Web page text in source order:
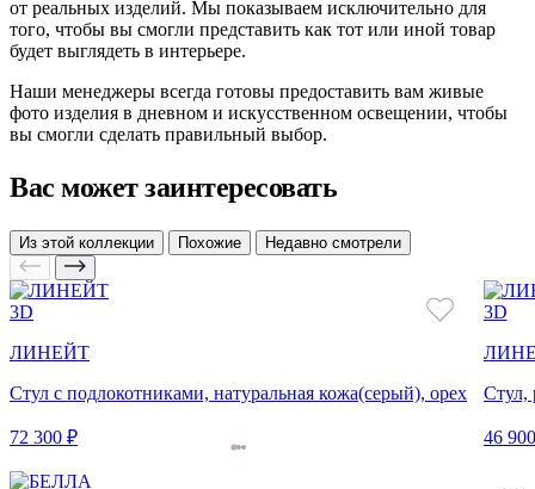
от реальных изделий. Мы показываем исключительно для
того, чтобы вы смогли представить как тот или иной товар
будет выглядеть в интерьере.
Наши менеджеры всегда готовы предоставить вам живые
фото изделия в дневном и искусственном освещении, чтобы
вы смогли сделать правильный выбор.
Вас может заинтересовать
Из этой коллекции Похожие Недавно смотрели
3D
ЛИНЕЙТ
Стул с подлокотниками, натуральная кожа(серый), орех
72 300 ₽
3D
Стул,
46